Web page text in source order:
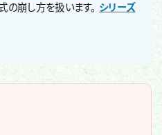
の崩し方を扱います。 シリーズ